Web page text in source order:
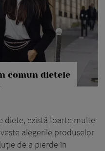
comun dietele
diete, există foarte multe
alegerile produselor
de a pierde în